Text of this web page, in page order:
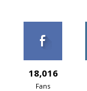
18,016
Fans